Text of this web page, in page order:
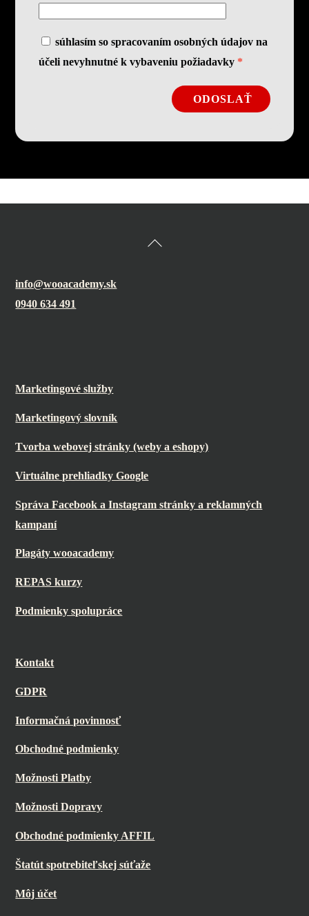
súhlasím so spracovaním osobných údajov na
účeli nevyhnutné k vybaveniu požiadavky *
ODOSLAŤ
Back
info@wooacademy.sk
0940 634 491
Marketingové služby
Marketingový slovník
Tvorba webovej stránky (weby a eshopy)
Virtuálne prehliadky Google
Správa Facebook a Instagram stránky a reklamných
kampaní
Plagáty wooacademy
REPAS kurzy
Podmienky spolupráce
Kontakt
GDPR
Informačná povinnosť
Obchodné podmienky
Možnosti Platby
Možnosti Dopravy
Obchodné podmienky AFFIL
Štatút spotrebiteľskej súťaže
Môj účet